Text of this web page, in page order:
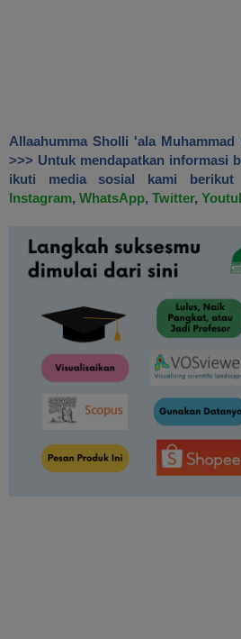
Allaahumma Sholli 'ala
>>> Untuk mendapatkan informasi
ikuti media sosial kami
Instagram, WhatsApp, Twitter,